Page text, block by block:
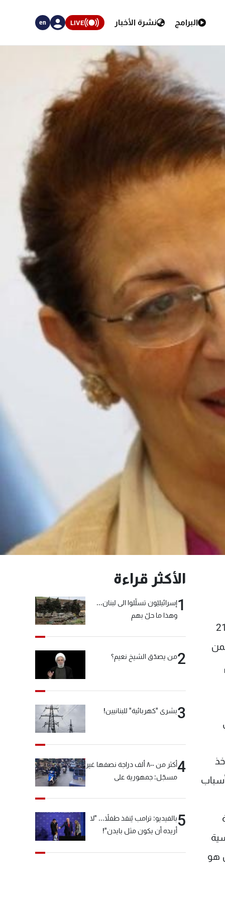
البرامج نشرة الأخبار LIVE
en
الوزير أشرف ريفي رجع.. لم يرجع عن استقالته. المشهد مماثل لما يعتري الحكومة من تشوّهات بالجملة. في 21
هو
الأكثر قراءة
1إسرائيليّون تسلّلوا الى لبنان...
وهذا ما حلّ بهم
2من يصدّق الشيخ نعيم؟
3بشرى "كهربائية" للبنانيين!
4
أكثر من ٨٠٠ ألف دراجة نصفها غير
مسجّل: جمهورية على
5بالفيديو: ترامب يُنقذ طفلاً... "لا
أريده أن يكون مثل بايدن"!